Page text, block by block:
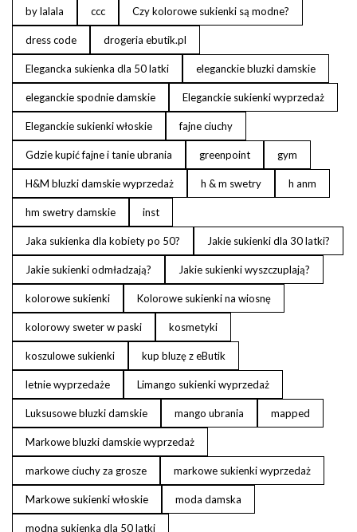
by lalala ccc Czy kolorowe sukienki są modne?
dress code drogeria ebutik.pl
Elegancka sukienka dla 50 latki eleganckie bluzki damskie
eleganckie spodnie damskie Eleganckie sukienki wyprzedaż
Eleganckie sukienki włoskie fajne ciuchy
Gdzie kupić fajne i tanie ubrania greenpoint gym
H&M bluzki damskie wyprzedaż h & m swetry h anm
hm swetry damskie inst
Jaka sukienka dla kobiety po 50? Jakie sukienki dla 30 latki?
Jakie sukienki odmładzają? Jakie sukienki wyszczuplają?
kolorowe sukienki Kolorowe sukienki na wiosnę
kolorowy sweter w paski kosmetyki
koszulowe sukienki kup bluzę z eButik
letnie wyprzedaże Limango sukienki wyprzedaż
Luksusowe bluzki damskie mango ubrania mapped
Markowe bluzki damskie wyprzedaż
markowe ciuchy za grosze markowe sukienki wyprzedaż
Markowe sukienki włoskie moda damska
modna sukienka dla 50 latki